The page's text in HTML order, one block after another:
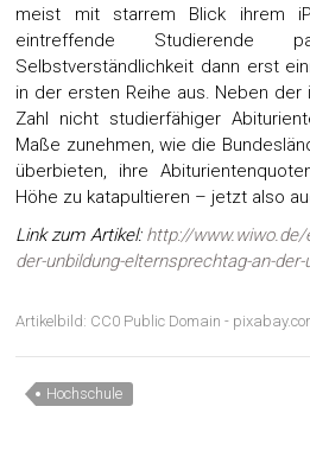
meist mit starrem Blick ihrem
eintreffende Studierende
Selbstverständlichkeit dann erst
in der ersten Reihe aus. Neben
Zahl nicht studierfähiger
Maße zunehmen, wie die
überbieten, ihre
Höhe zu katapultieren – jetzt also
Link zum Artikel: http://
der-unbildung-elternsprechtag-an-
Artikelbild: CC0 Public Domain -
Hochschule